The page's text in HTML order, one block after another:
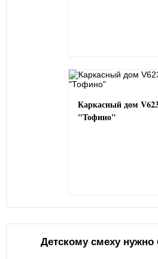
Каркасный дом
"Тофино"
Детскому смеху